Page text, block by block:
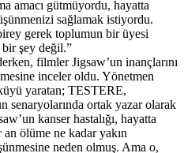
amacı gütmüyordu, hayatta
sağlamak istiyordu.
gerek toplumun bir üyesi
bir şey değil.”
filmler Jigsaw’un inançlarını
inceler oldu. Yönetmen
yaratan; TESTERE,
ortak yazar olarak
kanser hastalığı, hayatta
ölüme ne kadar yakın
neden olmuş. Ama o,